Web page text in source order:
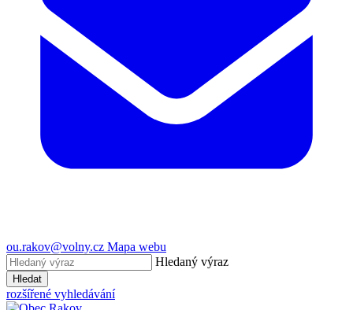
ou.rakov@volny.cz Mapa webu
Hledaný výraz
Hledat
rozšířené vyhledávání